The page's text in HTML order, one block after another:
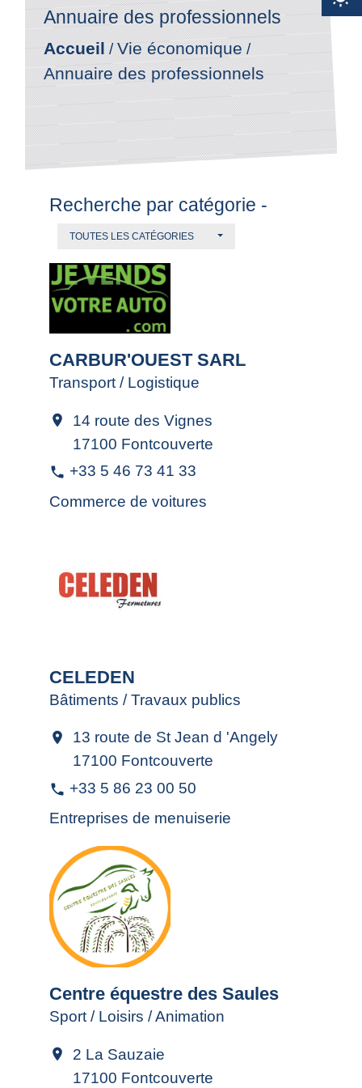
Annuaire des professionnels
Accueil/Vie économique /
Annuaire des professionnels
Recherche par catégorie -
TOUTES LES CATÉGORIES
CARBUR'OUEST SARL
Transport / Logistique
location_on
14 route des Vignes
17100 Fontcouverte
phone +33 5 46 73 41 33
Commerce de voitures
CELEDEN
Bâtiments / Travaux publics
location_on
13 route de St Jean d 'Angely
17100 Fontcouverte
phone +33 5 86 23 00 50
Entreprises de menuiserie
Centre équestre des Saules
Sport / Loisirs / Animation
location_on
2 La Sauzaie
17100 Fontcouverte